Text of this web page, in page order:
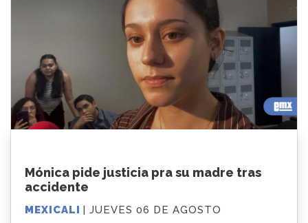
Mónica pide justicia pra su madre tras
accidente
MEXICALI | JUEVES 06 DE AGOSTO